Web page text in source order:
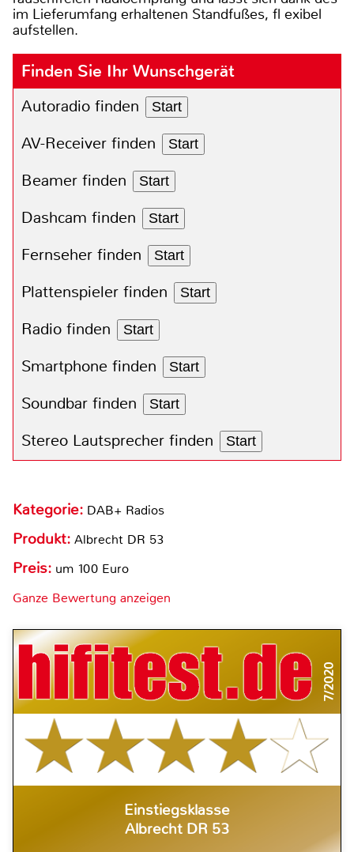
im Lieferumfang erhaltenen Standfußes, fl exibel
aufstellen.
Finden Sie Ihr Wunschgerät
Autoradio finden Start
AV-Receiver finden Start
Beamer finden Start
Dashcam finden Start
Fernseher finden Start
Plattenspieler finden Start
Radio finden Start
Smartphone finden Start
Soundbar finden Start
Stereo Lautsprecher finden Start
Kategorie: DAB+ Radios
Produkt: Albrecht DR 53
Preis: um 100 Euro
Ganze Bewertung anzeigen
7/2020
Einstiegsklasse
Albrecht DR 53